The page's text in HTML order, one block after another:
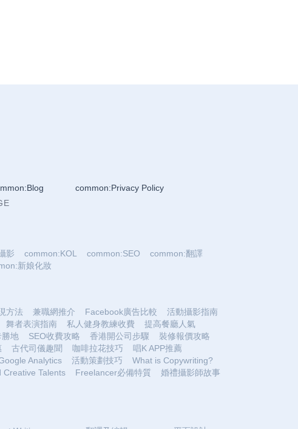
common:Privacy Policy
影 common:KOL common:SEO
common:翻譯
新娘化妝
方法 兼職網推介 Facebook廣告比較
活動攝影指南
舞者表演指南 私人健身教練收費
提高餐廳人氣
勝地 SEO收費攻略 香港開公司步驟
裝修報價攻略
古代司儀趣聞 咖啡拉花技巧
唱K APP推薦
Analytics 活動策劃技巧
What is Copywriting?
Creative Talents Freelancer必備特質 婚禮攝影師故事